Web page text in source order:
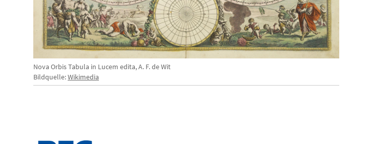
Nova Orbis Tabula in Lucem edita, A. F. de Wit
Bildquelle:Wikimedia